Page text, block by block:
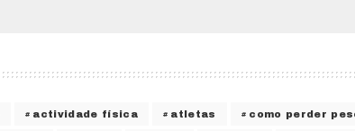
actividade física atletas como perder